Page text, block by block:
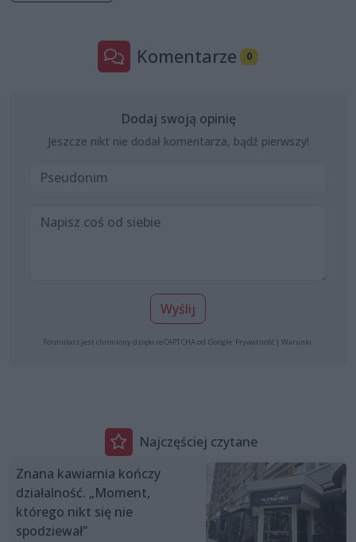
Komentarze 0
Dodaj swoją opinię
Jeszcze nikt nie dodał komentarza, bądź pierwszy!
Wyślij
Formularz jest chroniony dzięki reCAPTCHA od Google: Prywatność | Warunki
Najczęściej czytane
Znana kawiarnia kończy
działalność. „Moment,
którego nikt się nie
spodziewał”